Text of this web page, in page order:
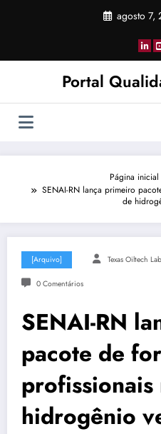
agosto 7,
Portal
Página inicial
SENAI-RN lança primeiro
de
[Arquivo] Texas Oiltech
0 Comentários
SENAI-RN
pacote de
profissionais
hidrogênio